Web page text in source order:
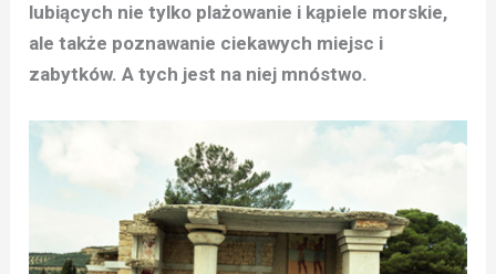
lubiących nie tylko plażowanie i kąpiele morskie,
ale także poznawanie ciekawych miejsc i
zabytków. A tych jest na niej mnóstwo.